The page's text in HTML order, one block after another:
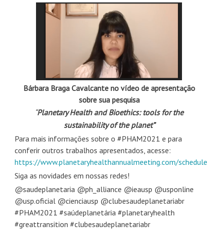
Bárbara Braga Cavalcante no vídeo de apresentação
sobre sua pesquisa
“Planetary Health and Bioethics: tools for the
sustainability of the planet”
Para mais informações sobre o #PHAM2021 e para
conferir outros trabalhos apresentados, acesse:
https://www.planetaryhealthannualmeeting.com/schedule
Siga as novidades em nossas redes!
@saudeplanetaria @ph_alliance @ieausp @usponline
@usp.oficial @cienciausp @clubesaudeplanetariabr
#PHAM2021 #saúdeplanetária #planetaryhealth
#greattransition #clubesaudeplanetariabr